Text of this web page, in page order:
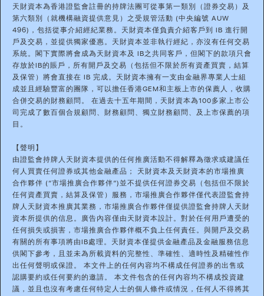
天財資本為香港證監會註冊的持牌法團可從事第一類別（證券交易）及
第六類別（就機構融資提供意見）之受規管活動 (中央編號 AUW
496)，包括從事介紹經紀業務。天財資本僅負責介紹客戶到 IB 進行開
戶及交易，並提供獨家優惠。天財資本並非執行經紀，亦沒有任何交易
系統。閣下實際將會成為天財資本及 IB之共同客戶，但閣下的款項只會
存放於IB的賬戶，所有開戶及交易（包括但不限於所有資產買賣，結算
及保管）將會直接在 IB 完成。天財資本擁有一支由金融界專業人士組
成並且經驗豐富的團隊，可以擔任香港GEM和主板上市的保薦人，收購
合併交易的財務顧問。 在過去十五年期間，天財資本為100多家上市公
司完成了數百個合規顧問、財務顧問、獨立財務顧問、及上市保薦的項
目。
【聲明】
由證監會持牌人天財資本提供的任何推廣活動不得解釋為徵求或建議任
何人買賣任何證券或其他金融產品； 天財資本及天財資本的市場推廣
合作夥伴 (“市場推廣合作夥伴”)並不提供任何證券交易（包括但不限於
任何資產買賣，結算及保管）服務，市場推廣合作夥伴僅代表證監會持
牌人天財資本推廣其業務，市場推廣合作夥伴僅提供證監會持牌人天財
資本所提供的信息。廣告內容僅由天財資本設計。對於任何用戶遭受的
任何損失或損害，市場推廣合作夥伴概不負上任何責任。與開戶及交易
有關的所有事項將由IB處理。天財資本僅提供金融產品及金融服務信息
供閣下參考，且並未為所載資料的完整性、準確性、適時性及精確性作
出任何聲明或保證。 本文件上的任何內容均不構成任何證券的出售或
認購要約或任何要約的邀請。 本文件包含的任何內容均不構成投資建
議，並且也沒有考慮任何特定人士的個人條件或情況，任何人不得將其